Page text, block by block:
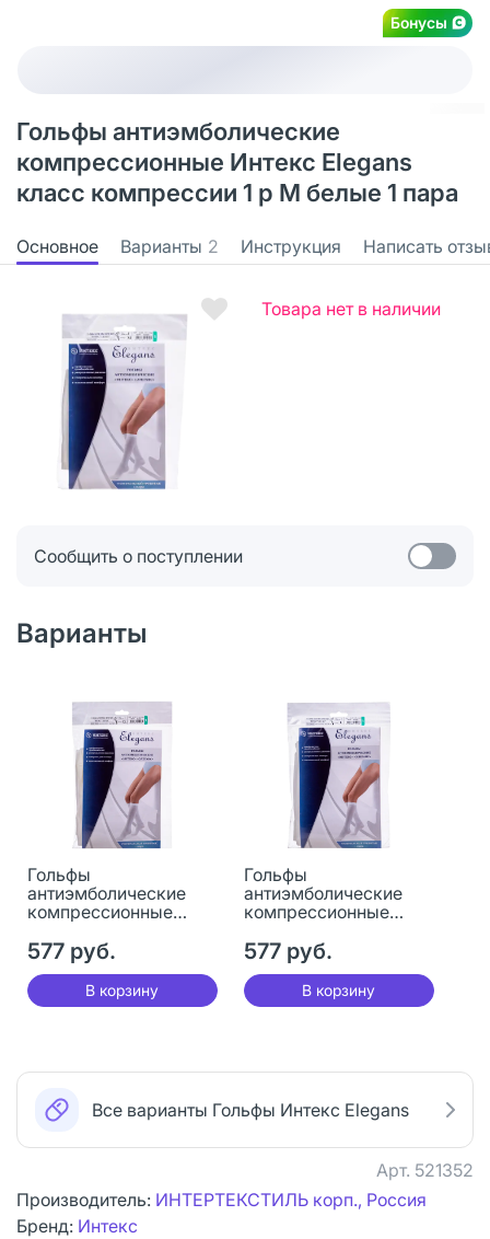
Бонусы
Гольфы антиэмболические
компрессионные Интекс Elegans
класс компрессии 1 р M белые 1 пара
Основное Варианты 2 Инструкция Написать
Товара нет в наличии
Сообщить о поступлении
Варианты
Гольфы
антиэмболические
компрессионные
компрессии 1 р XL
белые 1 пара
577 руб.
В корзину
Гольфы
антиэмболические
компрессионные
компрессии 1 р L
белые 1 пара
577 руб.
В корзину
Все варианты Гольфы Интекс Elegans
Арт. 521352
Производитель: ИНТЕРТЕКСТИЛЬ корп., Россия
Бренд: Интекс